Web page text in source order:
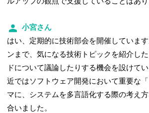
小宮さん
はい、定期的に技術部会を開催していま
ンまで、気になる技術トピックを紹介し
ドについて議論したりする機会を設けて
近ではソフトウェア開発において重要な
マに、システムを多言語化する際の考え
合いました。